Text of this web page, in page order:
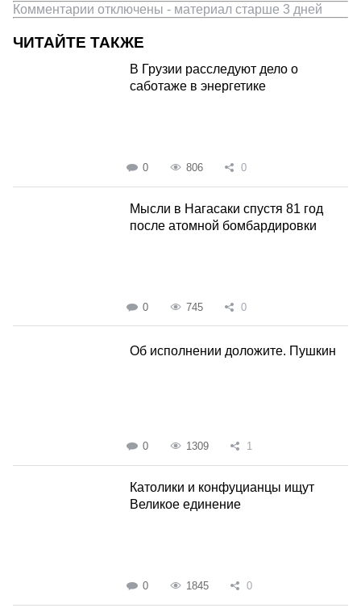
Комментарии отключены - материал старше 3 дней
ЧИТАЙТЕ ТАКЖЕ
В Грузии расследуют дело о
саботаже в энергетике
0 806 0
Мысли в Нагасаки спустя 81 год
после атомной бомбардировки
0 745 0
Об исполнении доложите. Пушкин
0 1309 1
Католики и конфуцианцы ищут
Великое единение
0 1845 0